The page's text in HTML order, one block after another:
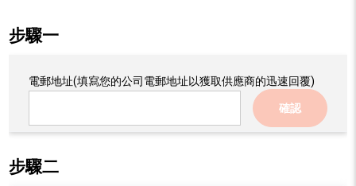
步驟一
電郵地址(填寫您的公司電郵地址以獲取供應商的迅速回覆)
確認
步驟二